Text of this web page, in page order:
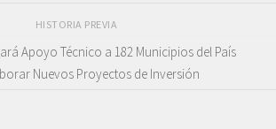
HISTORIA PREVIA
Apoyo Técnico a 182 Municipios del País
Nuevos Proyectos de Inversión